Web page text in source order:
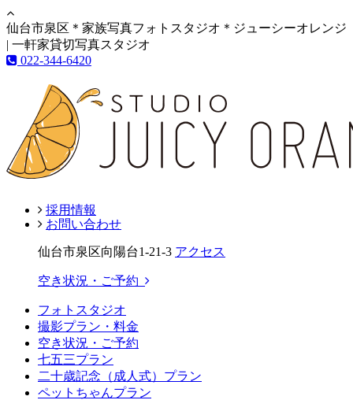
仙台市泉区＊家族写真フォトスタジオ＊ジューシーオレンジ
| 一軒家貸切写真スタジオ
022-344-6420
採用情報
お問い合わせ
仙台市泉区向陽台1-21-3 アクセス
空き状況・ご予約
フォトスタジオ
撮影プラン・料金
空き状況・ご予約
七五三プラン
二十歳記念（成人式）プラン
ペットちゃんプラン